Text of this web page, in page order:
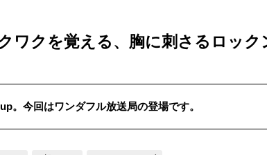
ガー #ヒップホップ #男性シンガーグループ #R&B/ソ
クを覚える、胸に刺さるロック
。今回はワンダフル放送局の登場です。